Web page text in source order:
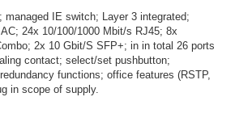
managed IE switch; Layer 3 integrated;
24x 10/100/1000 Mbit/s RJ45; 8x
2x 10 Gbit/S SFP+; in in total 26 ports
contact; select/set pushbutton;
functions; office features (RSTP,
in scope of supply.